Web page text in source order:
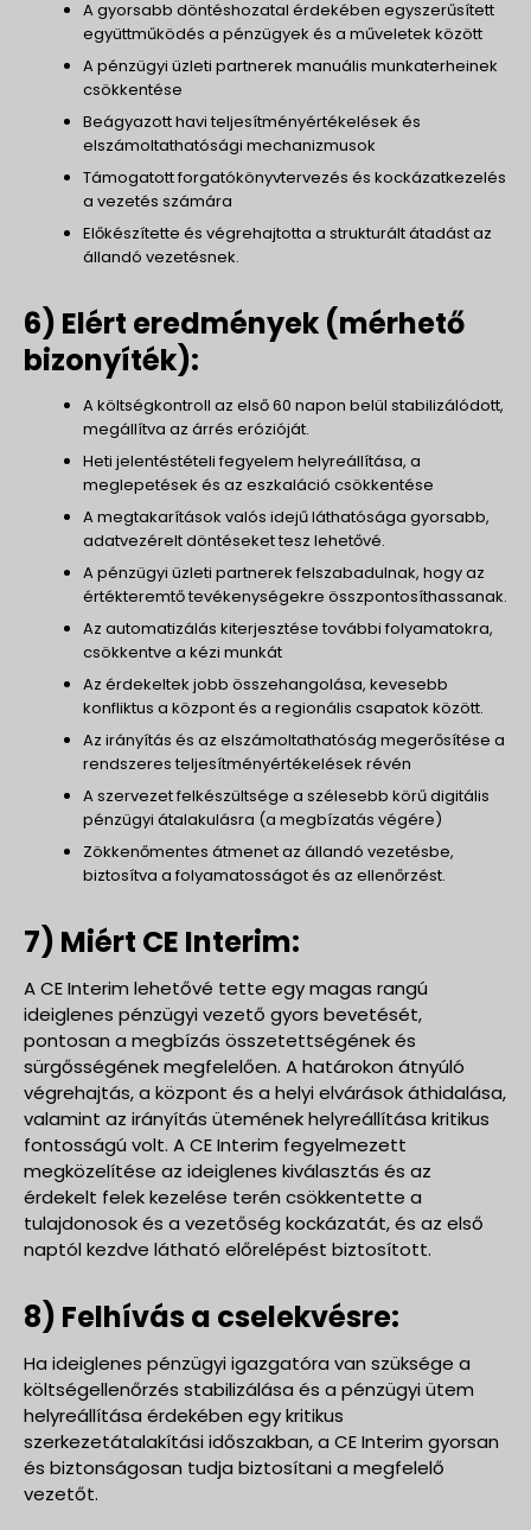
A gyorsabb döntéshozatal érdekében egyszerűsített
együttműködés a pénzügyek és a műveletek között
A pénzügyi üzleti partnerek manuális munkaterheinek
csökkentése
Beágyazott havi teljesítményértékelések és
elszámoltathatósági mechanizmusok
Támogatott forgatókönyvtervezés és kockázatkezelés
a vezetés számára
Előkészítette és végrehajtotta a strukturált átadást az
állandó vezetésnek.
6) Elért eredmények (mérhető
bizonyíték):
A költségkontroll az első 60 napon belül stabilizálódott,
megállítva az árrés erózióját.
Heti jelentéstételi fegyelem helyreállítása, a
meglepetések és az eszkaláció csökkentése
A megtakarítások valós idejű láthatósága gyorsabb,
adatvezérelt döntéseket tesz lehetővé.
A pénzügyi üzleti partnerek felszabadulnak, hogy az
értékteremtő tevékenységekre összpontosíthassanak.
Az automatizálás kiterjesztése további folyamatokra,
csökkentve a kézi munkát
Az érdekeltek jobb összehangolása, kevesebb
konfliktus a központ és a regionális csapatok között.
Az irányítás és az elszámoltathatóság megerősítése a
rendszeres teljesítményértékelések révén
A szervezet felkészültsége a szélesebb körű digitális
pénzügyi átalakulásra (a megbízatás végére)
Zökkenőmentes átmenet az állandó vezetésbe,
biztosítva a folyamatosságot és az ellenőrzést.
7) Miért CE Interim:
A CE Interim lehetővé tette egy magas rangú
ideiglenes pénzügyi vezető gyors bevetését,
pontosan a megbízás összetettségének és
sürgősségének megfelelően. A határokon átnyúló
végrehajtás, a központ és a helyi elvárások áthidalása,
valamint az irányítás ütemének helyreállítása kritikus
fontosságú volt. A CE Interim fegyelmezett
megközelítése az ideiglenes kiválasztás és az
érdekelt felek kezelése terén csökkentette a
tulajdonosok és a vezetőség kockázatát, és az első
naptól kezdve látható előrelépést biztosított.
8) Felhívás a cselekvésre:
Ha ideiglenes pénzügyi igazgatóra van szüksége a
költségellenőrzés stabilizálása és a pénzügyi ütem
helyreállítása érdekében egy kritikus
szerkezetátalakítási időszakban, a CE Interim gyorsan
és biztonságosan tudja biztosítani a megfelelő
vezetőt.